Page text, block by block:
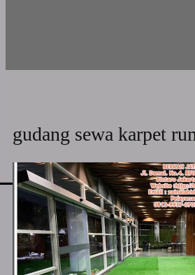
gudang sewa karpet